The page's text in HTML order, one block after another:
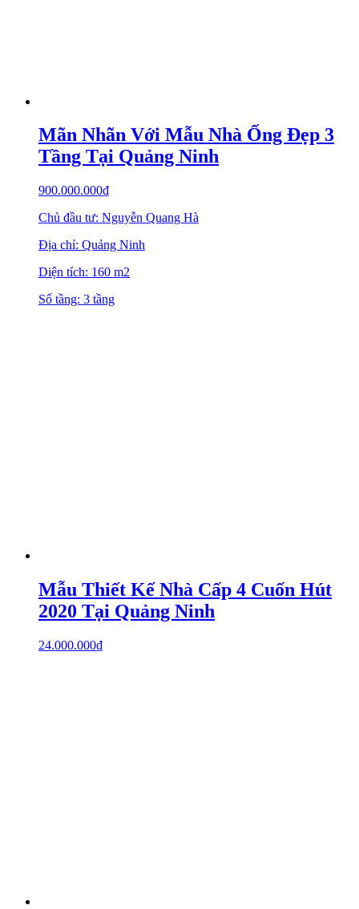
Mãn Nhãn Với Mẫu Nhà Ống Đẹp 3
Tầng Tại Quảng Ninh
900.000.000₫
Chủ đầu tư: Nguyễn Quang Hà
Địa chỉ: Quảng Ninh
Diện tích: 160 m2
Số tầng: 3 tầng
Mẫu Thiết Kế Nhà Cấp 4 Cuốn Hút
2020 Tại Quảng Ninh
24.000.000₫